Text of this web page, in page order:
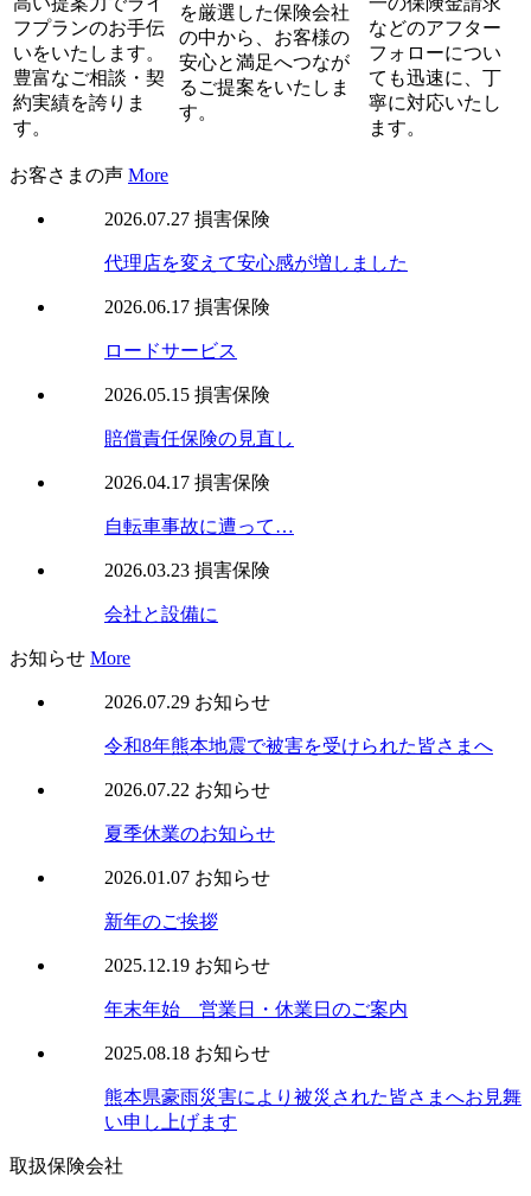
フプランのお手伝
いをいたします。
豊富なご相談・契
約実績を誇りま
す。
を厳選した保険会社
の中から、お客様の
安心と満足へつなが
るご提案をいたしま
す。
などのアフター
フォローについ
ても迅速に、丁
寧に対応いたし
ます。
お客さまの声 More
2026.07.27 損害保険
代理店を変えて安心感が増しました
2026.06.17 損害保険
ロードサービス
2026.05.15 損害保険
賠償責任保険の見直し
2026.04.17 損害保険
自転車事故に遭って…
2026.03.23 損害保険
会社と設備に
お知らせ More
2026.07.29 お知らせ
令和8年熊本地震で被害を受けられた皆さまへ
2026.07.22 お知らせ
夏季休業のお知らせ
2026.01.07 お知らせ
新年のご挨拶
2025.12.19 お知らせ
年末年始 営業日・休業日のご案内
2025.08.18 お知らせ
熊本県豪雨災害により被災された皆さまへお見舞
い申し上げます
取扱保険会社